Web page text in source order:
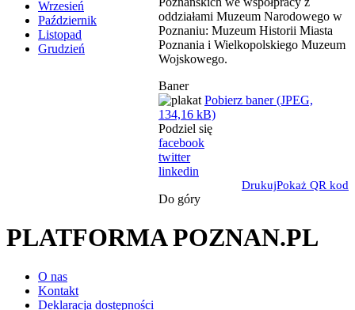
Wrzesień
Październik
Listopad
Grudzień
oddziałami Muzeum Narodowego w
Poznaniu: Muzeum Historii Miasta
Poznania i Wielkopolskiego Muzeum
Wojskowego.
Baner
Pobierz baner (JPEG,
134,16 kB)
Podziel się
facebook
twitter
linkedin
DrukujPokaż QR kod
Do góry
PLATFORMA POZNAN.PL
O nas
Kontakt
Deklaracja dostępności